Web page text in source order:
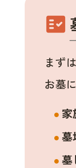
fact_check
まず
お墓
家
墓
墓